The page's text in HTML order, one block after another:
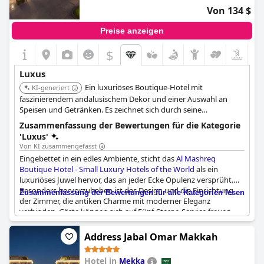
Von 134 $
Preise anzeigen
$
Luxus
KI-generiert
Ein luxuriöses Boutique-Hotel mit
faszinierendem andalusischem Dekor und einer Auswahl an
Speisen und Getränken. Es zeichnet sich durch seine
individualistische Architektur, das Engagement für hohe
Servicestandards, einen umfassenden Spa-Bereich und einen
Innenpool aus.
Zusammenfassung der Bewertungen für die Kategorie
'Luxus'
Von KI zusammengefasst
Eingebettet in ein edles Ambiente, sticht dasAl Mashreq
Boutique Hotel - Small Luxury Hotels of the World als ein
luxuriöses Juwel hervor, das an jeder Ecke Opulenz versprüht.
Besonders hervorzuheben ist das Design und die Einrichtung
der Zimmer, die antiken Charme mit moderner Eleganz
verbinden. Gäste können sich auf Fünf-Sterne-Service freuen
und während ihres Aufenthalts schöne und wundervolle Details
genießen. Das Hotel bietet luxuriöse Spa-Einrichtungen und
gewährleistet ein hohes Maß an Komfort und ästhetischem
Genuss.
Zusammenfassung der Bewertungen für alle Kategorien lesen
Address Jabal Omar Makkah
Hotel in Mekka